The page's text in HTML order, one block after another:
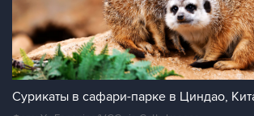
Сурикаты в сафари-парке в Циндао,